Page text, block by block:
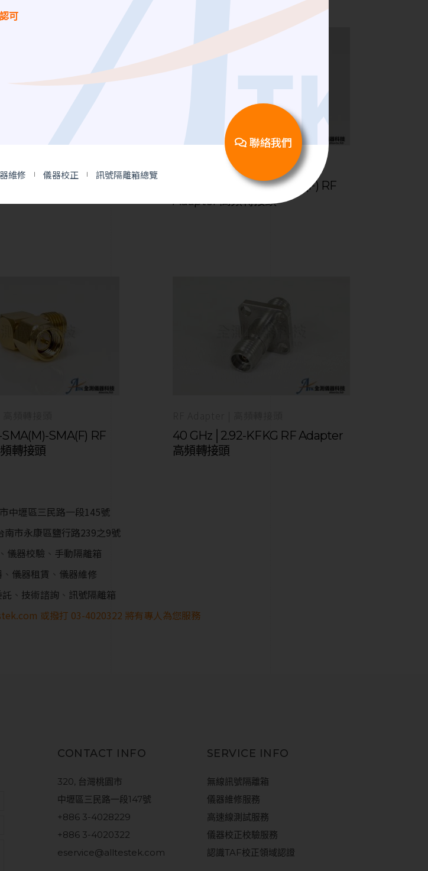
RF Adapter | 高頻轉接頭
18 GHz│RA-SMA(F)-SMA(F) RF
Adapter 高頻轉接頭
SMA(F) RF
轉接頭
40 GHz│2.92-KFKG RF Adapter
高頻轉接頭
中壢區三民路一段145號
南市永康區鹽行路239之9號
、 儀器校驗 、 手動隔離箱
、 儀器租賃 、 儀器維修
、 技術諮詢 、 訊號隔離箱
或撥打 03-4020322 將有專人為您服務
CONTACT INFO
320, 台灣桃園市
中壢區三民路一段147號
+886 3-4028229
+886 3-4020322
eservice@alltestek.com
SERVICE INFO
無線訊號隔離箱
儀器維修服務
高速線測試服務
儀器校正校驗服務
認識TAF校正領域認證
可
維修 儀器校正 訊號隔離箱總覽
聯絡我們